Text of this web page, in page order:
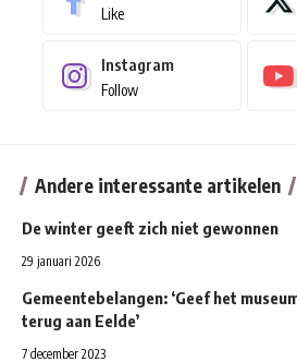
Like
Instagram
Follow
Andere interessante artikelen
De winter geeft zich niet gewonnen
29 januari 2026
Gemeentebelangen: ‘Geef het
terug aan Eelde’
7 december 2023